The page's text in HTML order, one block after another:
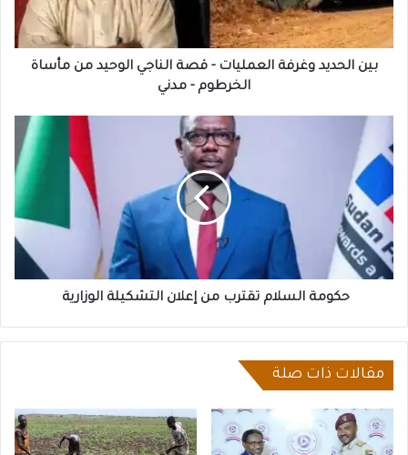
الناجي
الوحيد
من
مأساة
بين الحديد وغرفة العمليات - قصة الناجي الوحيد من مأساة
الخرطوم - مدني
حكومة
السلام
تقترب
إعلان
التشكيلة
الوزارية
حكومة السلام تقترب من إعلان التشكيلة الوزارية
مقالات ذات صلة